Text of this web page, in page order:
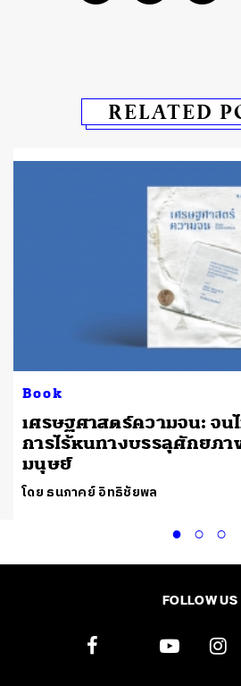
RELATED
Book
เศรษฐศาสตร์ความจน: จน
การไร้หนทางบรรลุศักยภ
มนุษย์
โดย ธนภาคย์ อิทธิชัยพล
FOLLOW US